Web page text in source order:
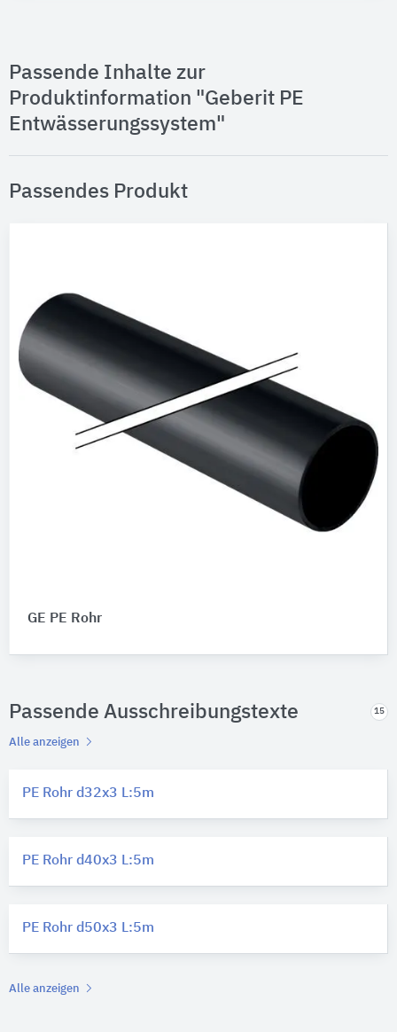
Passende Inhalte zur
Produktinformation "Geberit PE
Entwässerungssystem"
Passendes Produkt
GE PE Rohr
Passende Ausschreibungstexte 15
Alle anzeigen
PE Rohr d32x3 L:5m
PE Rohr d40x3 L:5m
PE Rohr d50x3 L:5m
Alle anzeigen